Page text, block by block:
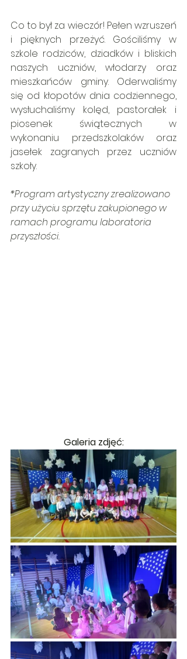
Co to był za wieczór! Pełen wzruszeń
i pięknych przeżyć. Gościliśmy w
szkole rodziców, dziadków i bliskich
naszych uczniów, włodarzy oraz
mieszkańców gminy. Oderwaliśmy
się od kłopotów dnia codziennego,
wysłuchaliśmy kolęd, pastorałek i
piosenek świątecznych w
wykonaniu przedszkolaków oraz
jasełek zagranych przez uczniów
szkoły.
*Program artystyczny zrealizowano
przy użyciu sprzętu zakupionego w
ramach programu laboratoria
przyszłości.
Galeria zdjęć: